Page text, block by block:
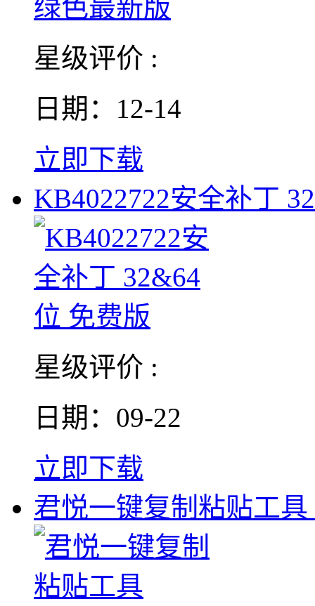
星级评价 :
日期：12-14
立即下载
KB4022722安全补丁
星级评价 :
日期：09-22
立即下载
君悦一键复制粘贴工具